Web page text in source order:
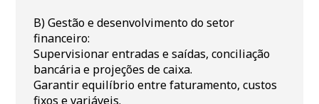
B) Gestão e desenvolvimento do setor
financeiro:
Supervisionar entradas e saídas, conciliação
bancária e projeções de caixa.
Garantir equilíbrio entre faturamento, custos
fixos e variáveis.